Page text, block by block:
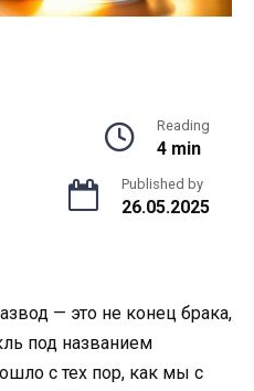
Reading
4 min
Published by
26.05.2025
— это не конец брака,
под названием
с тех пор, как мы с